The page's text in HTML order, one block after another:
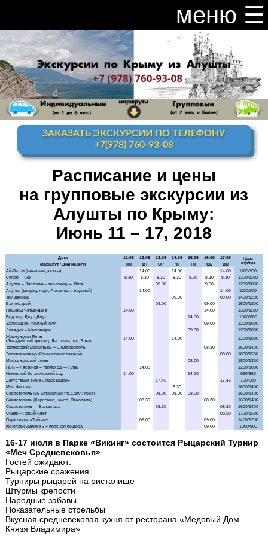
меню ☰
закрыть меню ×
Расписание и цены на экскурсии 2026
Индивидуальные экскурсии по Крыму
Видео канал Youtube
Ай-Петри
Алупка + Ай-Петри
Алупка Воронцовскийдворец
Аквапарк "Банановая республика"
Аквапарк в Симеизе
"Акватория" - театр морских животных
Балаклава "Затерянный мир"
Бахчисарай + Чуфут-Кале
Волшебный ЮБК +теплоход
Водопад Джур-Джур + храм Маяк
Заповедник и Беседка ветров
ЗАКАЗАТЬ ЭКСКУРСИИ ПО ТЕЛЕФОНУ
+7(978) 760-93-08
Расписание и цены
на групповые экскурсии из
Алушты по Крыму:
Июнь 11 – 17, 2018
16-17 июля в Парке «Викинг» состоится Рыцарский Турнир
«Меч Средневековья»
Гостей ожидают:
Рыцарские сражения
Турниры рыцарей на ристалище
Штурмы крепости
Народные забавы
Показательные стрельбы
Вкусная средневековая кухня от ресторана «Медовый Дом
Князя Владимира»